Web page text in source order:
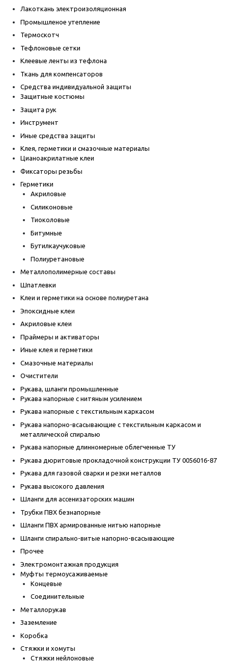
Лакоткань электроизоляционная
Промышленое утепление
Термоскотч
Тефлоновые сетки
Клеевые ленты из тефлона
Ткань для компенсаторов
Средства индивидуальной защиты
Защитные костюмы
Защита рук
Инструмент
Иные средства защиты
Клея, герметики и смазочные материалы
Цианоакрилатные клеи
Фиксаторы резьбы
Герметики
Акриловые
Силиконовые
Тиоколовые
Битумные
Бутилкаучуковые
Полиуретановые
Металлополимерные составы
Шпатлевки
Клеи и герметики на основе полиуретана
Эпоксидные клеи
Акриловые клеи
Праймеры и активаторы
Иные клея и герметики
Смазочные материалы
Очистители
Рукава, шланги промышленные
Рукава напорные с нитяным усилением
Рукава напорные с текстильным каркасом
Рукава напорно-всасывающие с текстильным каркасом и
металлической спиралью
Рукава напорные длинномерные облегченные ТУ
Рукава дюритовые прокладочной конструкции ТУ 0056016-87
Рукава для газовой сварки и резки металлов
Рукава высокого давления
Шланги для ассенизаторских машин
Трубки ПВХ безнапорные
Шланги ПВХ армированные нитью напорные
Шланги спирально-витые напорно-всасывающие
Прочее
Электромонтажная продукция
Муфты термоусаживаемые
Концевые
Соединительные
Металлорукав
Заземление
Коробка
Стяжки и хомуты
Стяжки нейлоновые